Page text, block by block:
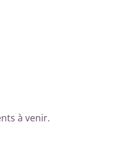
à venir.